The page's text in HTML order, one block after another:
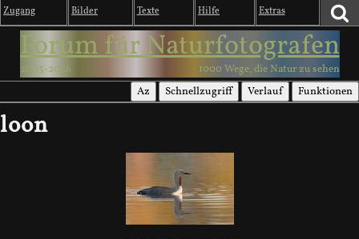
Zugang Bilder Texte Hilfe Extras
Forum für Naturfotografen
2003-2026 1000 Wege, die Natur zu sehen
Az Schnellzugriff Verlauf Funktionen
loon